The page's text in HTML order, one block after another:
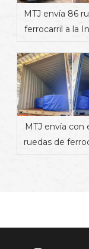
MTJ envía 86
ferrocarril a la
transporte
MTJ envía con
ruedas de